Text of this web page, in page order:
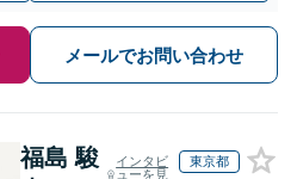
メールでお問い合わせ
福島 駿
インタビ
ューを見
東京都